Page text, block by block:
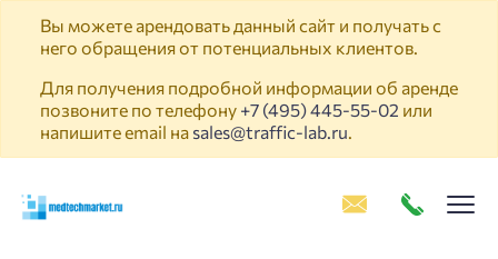
Вы можете арендовать данный сайт и получать с
него обращения от потенциальных клиентов.
Для получения подробной информации об аренде
позвоните по телефону +7 (495) 445-55-02 или
напишите email на sales@traffic-lab.ru.